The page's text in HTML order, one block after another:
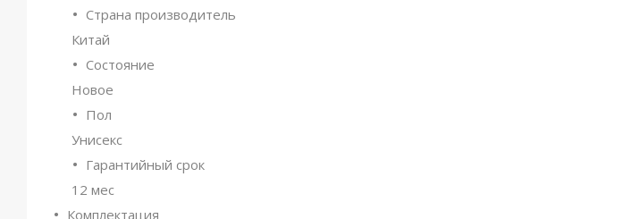
Страна производитель
Китай
Состояние
Новое
Пол
Унисекс
Гарантийный срок
12 мес
Комплектация